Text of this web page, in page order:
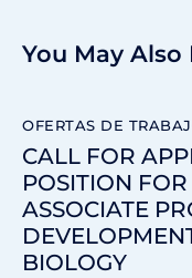
You May Also
OFERTAS DE
CALL FOR
POSITION
ASSOCIATE
BIOLOGY